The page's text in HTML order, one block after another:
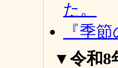
た。
『季
▼令和8